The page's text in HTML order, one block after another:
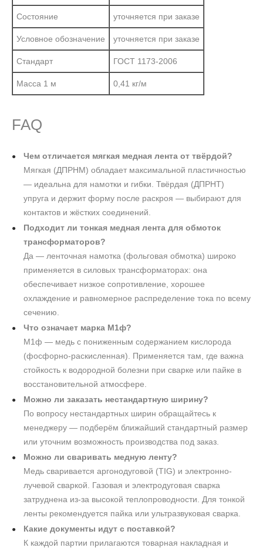
Состояние уточняется при заказе
Условное обозначение уточняется при заказе
Стандарт ГОСТ 1173-2006
Масса 1 м 0,41 кг/м
FAQ
Чем отличается мягкая медная лента от твёрдой?
Мягкая (ДПРНМ) обладает максимальной пластичностью
— идеальна для намотки и гибки. Твёрдая (ДПРНТ)
упруга и держит форму после раскроя — выбирают для
контактов и жёстких соединений.
Подходит ли тонкая медная лента для обмоток
трансформаторов?
Да — ленточная намотка (фольговая обмотка) широко
применяется в силовых трансформаторах: она
обеспечивает низкое сопротивление, хорошее
охлаждение и равномерное распределение тока по всему
сечению.
Что означает марка М1ф?
М1ф — медь с пониженным содержанием кислорода
(фосфорно-раскисленная). Применяется там, где важна
стойкость к водородной болезни при сварке или пайке в
восстановительной атмосфере.
Можно ли заказать нестандартную ширину?
По вопросу нестандартных ширин обращайтесь к
менеджеру — подберём ближайший стандартный размер
или уточним возможность производства под заказ.
Можно ли сваривать медную ленту?
Медь сваривается аргонодуговой (TIG) и электронно-
лучевой сваркой. Газовая и электродуговая сварка
затруднена из-за высокой теплопроводности. Для тонкой
ленты рекомендуется пайка или ультразвуковая сварка.
Какие документы идут с поставкой?
К каждой партии прилагаются товарная накладная и